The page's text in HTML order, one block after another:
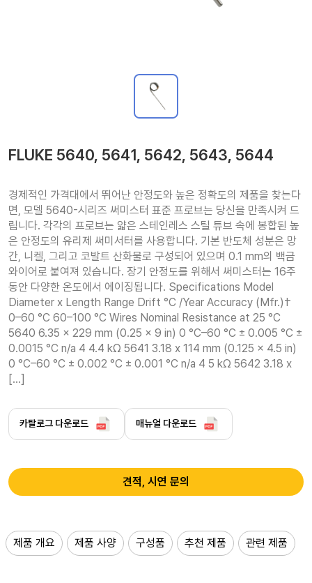
FLUKE 5640, 5641, 5642, 5643, 5644
경제적인 가격대에서 뛰어난 안정도와 높은 정확도의 제품을 찾는다
면, 모델 5640-시리즈 써미스터 표준 프로브는 당신을 만족시켜 드
립니다. 각각의 프로브는 얇은 스테인레스 스틸 튜브 속에 봉합된 높
은 안정도의 유리제 써미서터를 사용합니다. 기본 반도체 성분은 망
간, 니켈, 그리고 코발트 산화물로 구성되어 있으며 0.1 mm의 백금
와이어로 붙여져 있습니다. 장기 안정도를 위해서 써미스터는 16주
동안 다양한 온도에서 에이징됩니다. Specifications Model
Diameter x Length Range Drift °C /Year Accuracy (Mfr.)†
0–60 °C 60–100 °C Wires Nominal Resistance at 25 °C
5640 6.35 x 229 mm (0.25 x 9 in) 0 °C–60 °C ± 0.005 °C ±
0.0015 °C n/a 4 4.4 kΩ 5641 3.18 x 114 mm (0.125 x 4.5 in)
0 °C–60 °C ± 0.002 °C ± 0.001 °C n/a 4 5 kΩ 5642 3.18 x
[…]
카탈로그 다운로드 매뉴얼 다운로드
견적, 시연 문의
제품 개요 제품 사양 구성품 추천 제품 관련 제품